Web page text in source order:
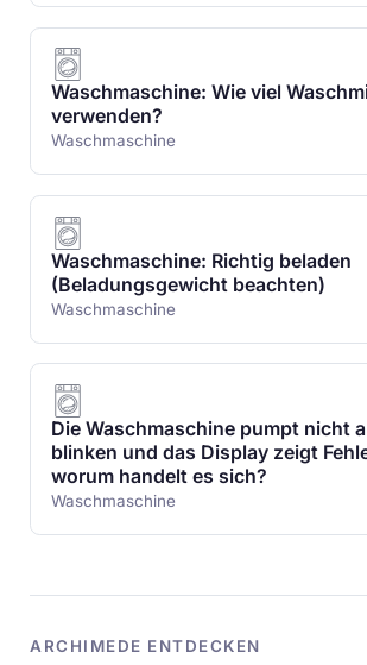
Waschmaschine: Wie viel
verwenden?
Waschmaschine
Waschmaschine: Richtig beladen
(Beladungsgewicht beachten)
Waschmaschine
Die Waschmaschine pumpt nicht
blinken und das Display zeigt
worum handelt es sich?
Waschmaschine
ARCHIMEDE ENTDECKEN